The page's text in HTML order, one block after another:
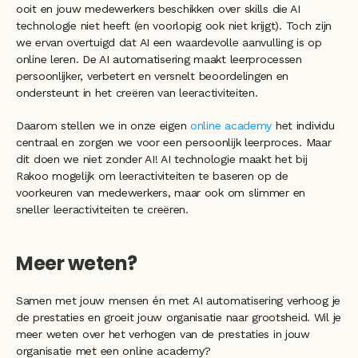
ooit en jouw medewerkers beschikken over skills die AI
technologie niet heeft (en voorlopig ook niet krijgt). Toch zijn
we ervan overtuigd dat AI een waardevolle aanvulling is op
online leren. De AI automatisering maakt leerprocessen
persoonlijker, verbetert en versnelt beoordelingen en
ondersteunt in het creëren van leeractiviteiten.
Daarom stellen we in onze eigen online academy het individu
centraal en zorgen we voor een persoonlijk leerproces. Maar
dit doen we niet zonder AI! AI technologie maakt het bij
Rakoo mogelijk om leeractiviteiten te baseren op de
voorkeuren van medewerkers, maar ook om slimmer en
sneller leeractiviteiten te creëren.
Meer weten?
Samen met jouw mensen én met AI automatisering verhoog je
de prestaties en groeit jouw organisatie naar grootsheid. Wil je
meer weten over het verhogen van de prestaties in jouw
organisatie met een online academy?